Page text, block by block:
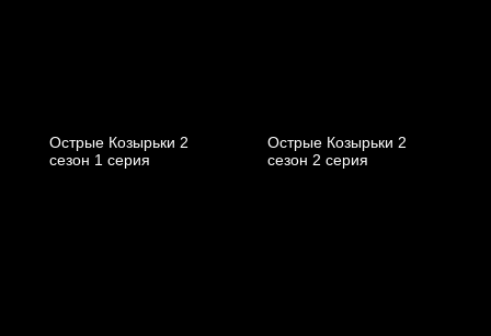
Острые Козырьки 2
cезон 1 cерия
Острые Козырьки 2
cезон 2 cерия